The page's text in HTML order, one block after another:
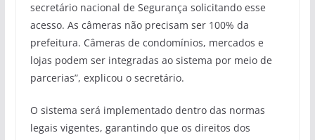
secretário nacional de Segurança solicitando esse
acesso. As câmeras não precisam ser 100% da
prefeitura. Câmeras de condomínios, mercados e
lojas podem ser integradas ao sistema por meio de
parcerias”, explicou o secretário.
O sistema será implementado dentro das normas
legais vigentes, garantindo que os direitos dos